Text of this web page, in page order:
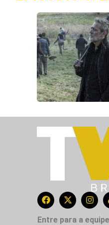
Entre para a equipe